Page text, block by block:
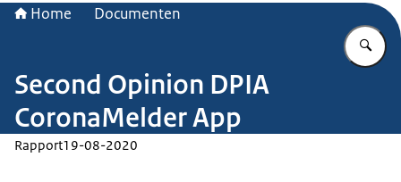
Home Documenten
Second Opinion DPIA
CoronaMelder App
Rapport19-08-2020